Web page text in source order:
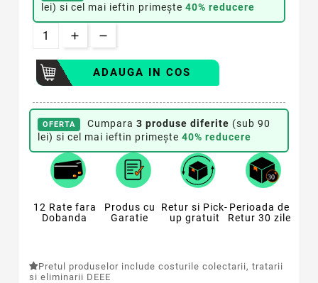
lei) si cel mai ieftin primește 40% reducere
ADAUGA IN COS
OFERTA Cumpara 3 produse diferite (sub 90
lei) si cel mai ieftin primește 40% reducere
12 Rate fara
Dobanda
Produs cu
Garatie
Retur si Pick-
up gratuit
Perioada de
Retur 30 zile
Pretul produselor include costurile colectarii, tratarii
si eliminarii DEEE